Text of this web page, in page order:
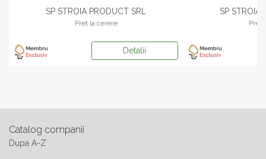
SP STROIA PRODUCT SRL
Pret la cerere
Detalii
SP STROIA
Pret
Catalog companii
Dupa A-Z